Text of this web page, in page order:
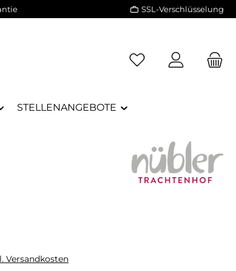
SSL-Verschlüsselung
STELLENANGEBOTE
Versandkosten